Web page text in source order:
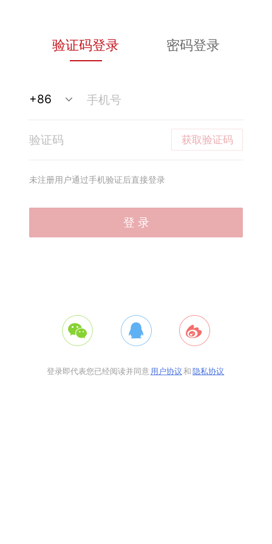
验证码登录 密码登录
获取验证码
未注册用户通过手机验证后直接登录
登 录
登录即代表您已经阅读并同意用户协议和隐私协议